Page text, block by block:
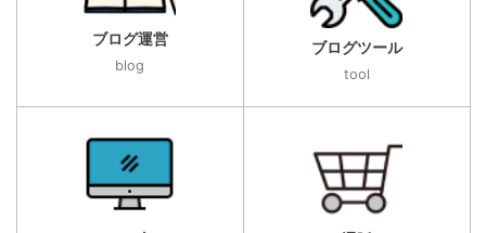
ブログ運営
blog
ブログツール
tool